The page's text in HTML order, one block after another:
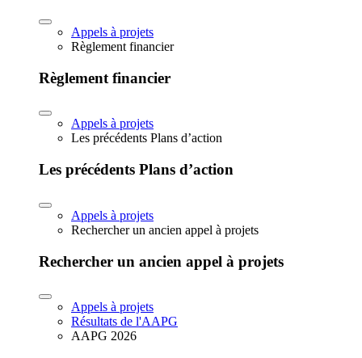
Appels à projets
Règlement financier
Règlement financier
Appels à projets
Les précédents Plans d’action
Les précédents Plans d’action
Appels à projets
Rechercher un ancien appel à projets
Rechercher un ancien appel à projets
Appels à projets
Résultats de l'AAPG
AAPG 2026